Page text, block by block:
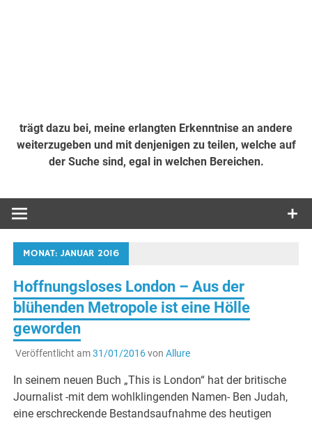
trägt dazu bei, meine erlangten Erkenntnise an andere
weiterzugeben und mit denjenigen zu teilen, welche auf
der Suche sind, egal in welchen Bereichen.
MONAT:JANUAR 2016
Hoffnungsloses London – Aus der
blühenden Metropole ist eine Hölle
geworden
Veröffentlicht am31/01/2016von Allure
In seinem neuen Buch „This is London“ hat der britische
Journalist -mit dem wohlklingenden Namen- Ben Judah,
eine erschreckende Bestandsaufnahme des heutigen